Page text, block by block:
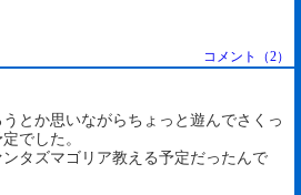
コメント（2）
とか思いながらちょっと遊んでさくっ
でした。
タズマゴリア教える予定だったんで